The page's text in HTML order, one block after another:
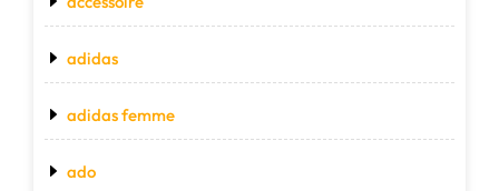
adidas
adidas femme
ado